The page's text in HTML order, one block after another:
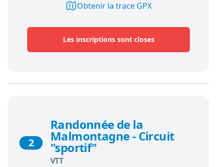
Obtenir la trace GPX
Les inscriptions sont closes
2
Randonnée de la
Malmontagne - Circuit
"sportif"
VTT